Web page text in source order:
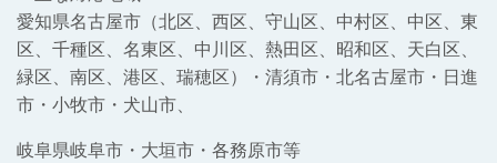
愛知県名古屋市（北区、西区、守山区、中村区、中区、東
区、千種区、名東区、中川区、熱田区、昭和区、天白区、
緑区、南区、港区、瑞穂区）
・清須市・北名古屋市・日進
市・小牧市・犬山市、
岐阜県岐阜市・大垣市・各務原市等